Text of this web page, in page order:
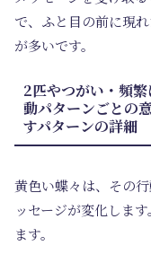
で、ふと目の前に現
が多いです。
2匹やつがい・頻
動パターンごとの
すパターンの詳細
黄色い蝶々は、その
ッセージが変化しま
ます。